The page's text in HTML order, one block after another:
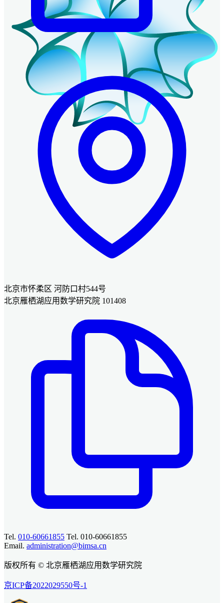
北京市怀柔区 河防口村544号
北京雁栖湖应用数学研究院 101408
Tel. 010-60661855 Tel. 010-60661855
Email. administration@bimsa.cn
版权所有 © 北京雁栖湖应用数学研究院
京ICP备2022029550号-1